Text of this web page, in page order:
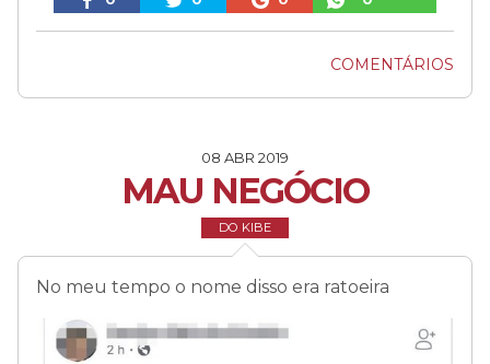
COMENTÁRIOS
08 ABR 2019
MAU NEGÓCIO
DO KIBE
No meu tempo o nome disso era ratoeira